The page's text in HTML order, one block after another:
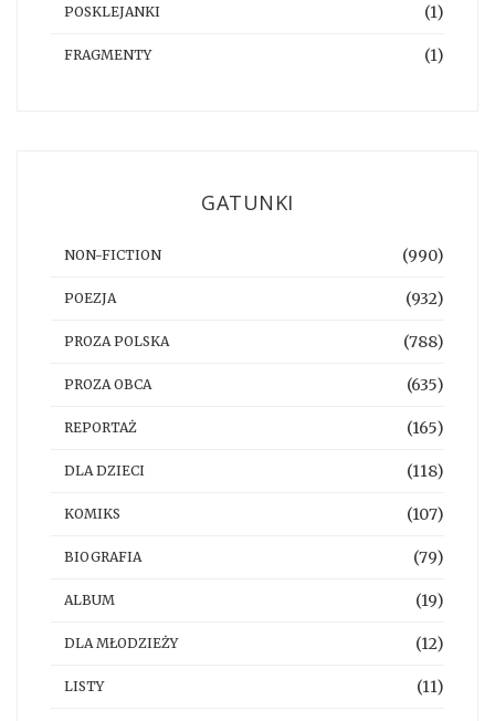
POSKLEJANKI (1)
FRAGMENTY (1)
GATUNKI
NON-FICTION (990)
POEZJA (932)
PROZA POLSKA (788)
PROZA OBCA (635)
REPORTAŻ (165)
DLA DZIECI (118)
KOMIKS (107)
BIOGRAFIA (79)
ALBUM (19)
DLA MŁODZIEŻY (12)
LISTY (11)